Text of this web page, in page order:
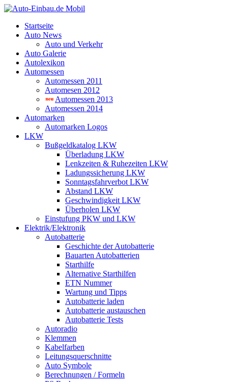
Startseite
Auto News
Auto und Verkehr
Auto Galerie
Autolexikon
Automessen
Automessen 2011
Automesen 2012
Automessen 2013
Automessen 2014
Automarken
Automarken Logos
LKW
Bußgeldkatalog LKW
Überladung LKW
Lenkzeiten & Ruhezeiten LKW
Ladungssicherung LKW
Sonntagsfahrverbot LKW
Abstand LKW
Geschwindigkeit LKW
Überholen LKW
Einstufung PKW und LKW
Elektrik/Elektronik
Autobatterie
Geschichte der Autobatterie
Bauarten Autobatterien
Starthilfe
Alternative Starthilfen
ETN Nummer
Wartung und Tipps
Autobatterie laden
Autobatterie austauschen
Autobatterie Tests
Autoradio
Klemmen
Kabelfarben
Leitungsquerschnitte
Auto Symbole
Berechnungen / Formeln